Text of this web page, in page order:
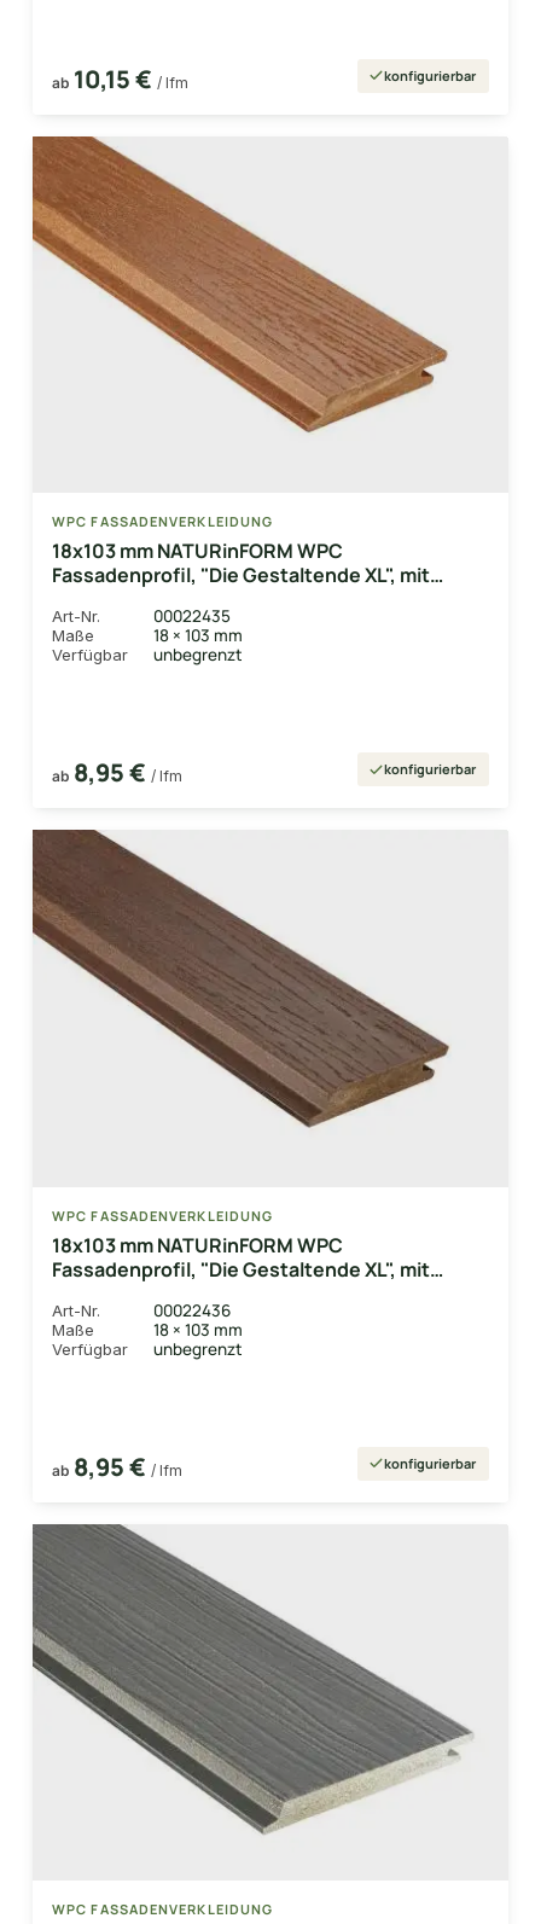
ab 10,15 € / lfm konfigurierbar
WPC FASSADENVERKLEIDUNG
18x103 mm NATURinFORM WPC
Fassadenprofil, "Die Gestaltende XL", mit
bernsteinbraun, Deckmaß: 99mm
Art-Nr. 00022435
Maße 18 × 103 mm
Verfügbar unbegrenzt
ab 8,95 € / lfm konfigurierbar
WPC FASSADENVERKLEIDUNG
18x103 mm NATURinFORM WPC
Fassadenprofil, "Die Gestaltende XL", mit
kastanienbraun, Deckmaß: 99mm
Art-Nr. 00022436
Maße 18 × 103 mm
Verfügbar unbegrenzt
ab 8,95 € / lfm konfigurierbar
WPC FASSADENVERKLEIDUNG